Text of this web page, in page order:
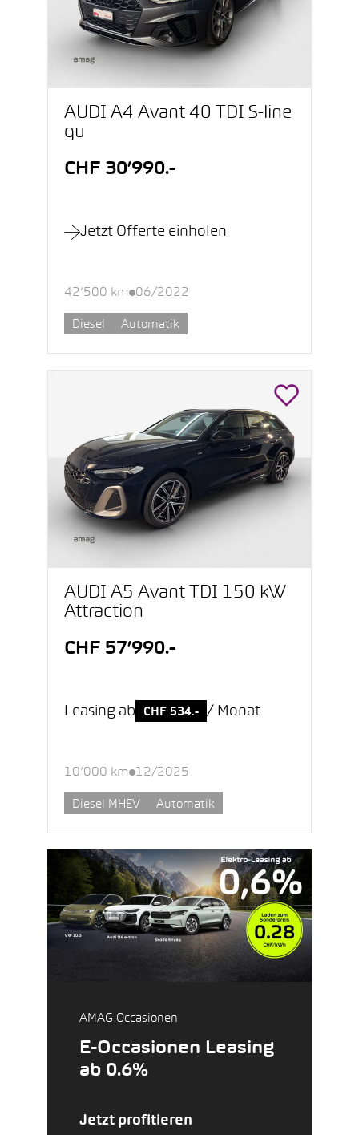
AUDI A4 Avant 40 TDI S-line
qu
CHF 30’990.-
Jetzt Offerte einholen
42’500 km 06/2022
Diesel Automatik
AUDI A5 Avant TDI 150 kW
Attraction
CHF 57’990.-
Leasing ab CHF 534.- / Monat
10’000 km 12/2025
Diesel MHEV Automatik
AMAG Occasionen
E-Occasionen Leasing
ab 0.6%
Jetzt profitieren